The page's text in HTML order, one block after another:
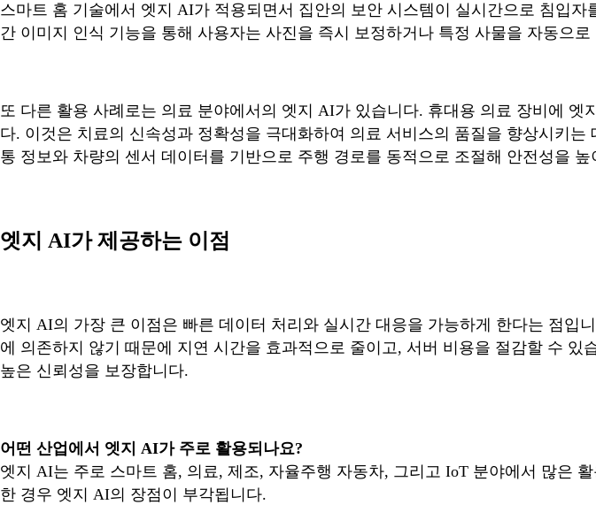
스마트 홈 기술에서 엣지 AI가 적용되면서 집안의 보안 시스템이 실시간으로 침입
간 이미지 인식 기능을 통해 사용자는 사진을 즉시 보정하거나 특정 사물을 자동으
또 다른 활용 사례로는 의료 분야에서의 엣지 AI가 있습니다. 휴대용 의료 장비에
다. 이것은 치료의 신속성과 정확성을 극대화하여 의료 서비스의 품질을 향상시키
통 정보와 차량의 센서 데이터를 기반으로 주행 경로를 동적으로 조절해 안전성을 높
엣지 AI가 제공하는 이점
엣지 AI의 가장 큰 이점은 빠른 데이터 처리와 실시간 대응을 가능하게 한다는 점
에 의존하지 않기 때문에 지연 시간을 효과적으로 줄이고, 서버 비용을 절감할 수
높은 신뢰성을 보장합니다.
어떤 산업에서 엣지 AI가 주로 활용되나요?
엣지 AI는 주로 스마트 홈, 의료, 제조, 자율주행 자동차, 그리고 IoT 분야에서 많은
한 경우 엣지 AI의 장점이 부각됩니다.